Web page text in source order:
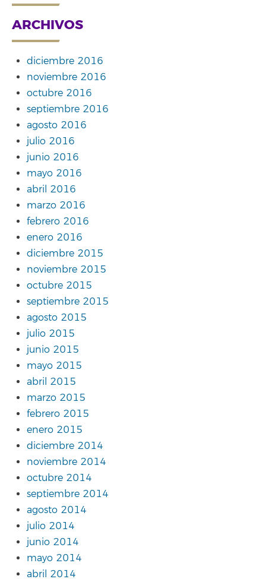
ARCHIVOS
diciembre 2016
noviembre 2016
octubre 2016
septiembre 2016
agosto 2016
julio 2016
junio 2016
mayo 2016
abril 2016
marzo 2016
febrero 2016
enero 2016
diciembre 2015
noviembre 2015
octubre 2015
septiembre 2015
agosto 2015
julio 2015
junio 2015
mayo 2015
abril 2015
marzo 2015
febrero 2015
enero 2015
diciembre 2014
noviembre 2014
octubre 2014
septiembre 2014
agosto 2014
julio 2014
junio 2014
mayo 2014
abril 2014